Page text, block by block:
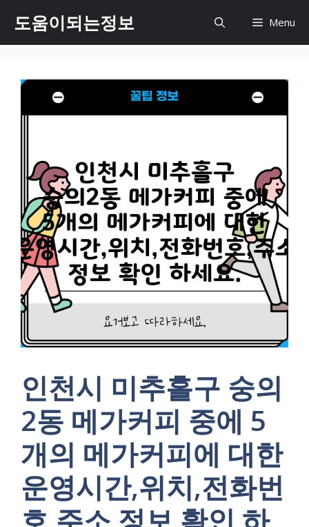
츠
도움이되는정보 Menu
인천시 미추홀구 숭의
2동 메가커피 중에 5
개의 메가커피에 대한
운영시간,위치,전화번